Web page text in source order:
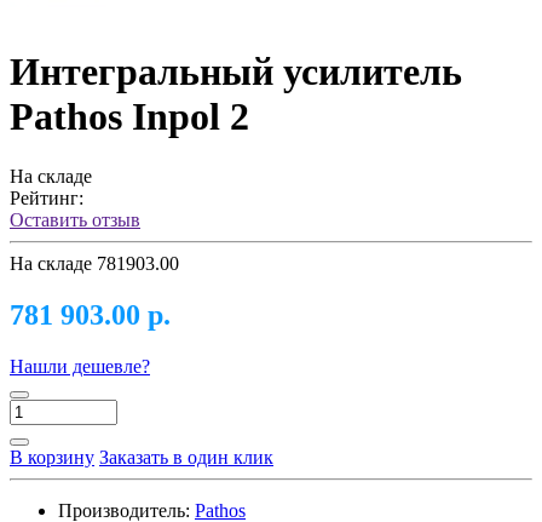
Интегральный усилитель
Pathos Inpol 2
На складе
Рейтинг:
Оставить отзыв
На складе 781903.00
781 903.00 р.
Нашли дешевле?
В корзину Заказать в один клик
Производитель: Pathos